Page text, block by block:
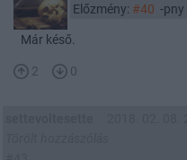
Előzmény: #40 -pny
Már késő.
2 0